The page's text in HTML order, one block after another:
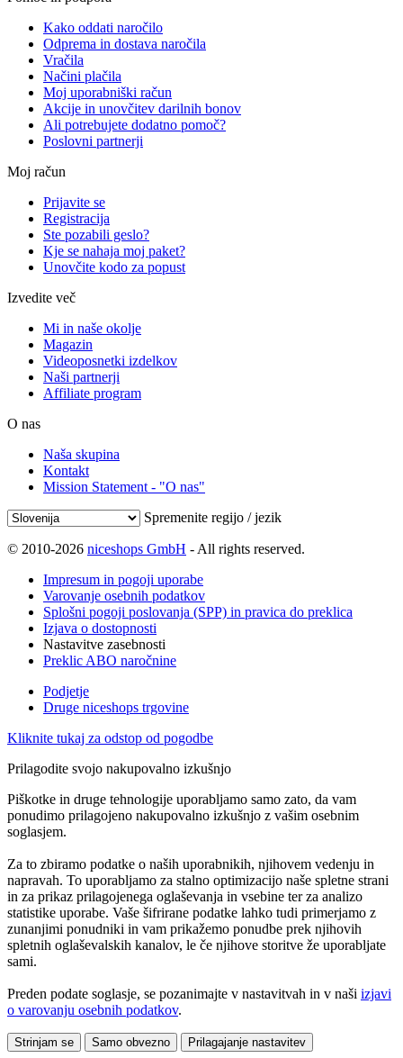
Kako oddati naročilo
Odprema in dostava naročila
Vračila
Načini plačila
Moj uporabniški račun
Akcije in unovčitev darilnih bonov
Ali potrebujete dodatno pomoč?
Poslovni partnerji
Moj račun
Prijavite se
Registracija
Ste pozabili geslo?
Kje se nahaja moj paket?
Unovčite kodo za popust
Izvedite več
Mi in naše okolje
Magazin
Videoposnetki izdelkov
Naši partnerji
Affiliate program
O nas
Naša skupina
Kontakt
Mission Statement - "O nas"
Spremenite regijo / jezik
© 2010-2026 niceshops GmbH - All rights reserved.
Impresum in pogoji uporabe
Varovanje osebnih podatkov
Splošni pogoji poslovanja (SPP) in pravica do preklica
Izjava o dostopnosti
Nastavitve zasebnosti
Preklic ABO naročnine
Podjetje
Druge niceshops trgovine
Kliknite tukaj za odstop od pogodbe
Prilagodite svojo nakupovalno izkušnjo
Piškotke in druge tehnologije uporabljamo samo zato, da vam
ponudimo prilagojeno nakupovalno izkušnjo z vašim osebnim
soglasjem.
Za to zbiramo podatke o naših uporabnikih, njihovem vedenju in
napravah. To uporabljamo za stalno optimizacijo naše spletne strani
in za prikaz prilagojenega oglaševanja in vsebine ter za analizo
statistike uporabe. Vaše šifrirane podatke lahko tudi primerjamo z
zunanjimi ponudniki in vam prikažemo ponudbe prek njihovih
spletnih oglaševalskih kanalov, le če njihove storitve že uporabljate
sami.
Preden podate soglasje, se pozanimajte v nastavitvah in v naši izjavi
o varovanju osebnih podatkov.
Strinjam se Samo obvezno Prilagajanje nastavitev